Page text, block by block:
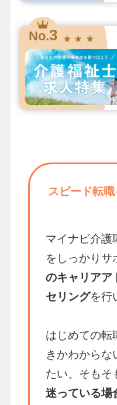
No.3 ★ ★ ★
スピード転職
マイナビ介護
をしっかりサ
のキャリアア
セリングを行
はじめての転
きかわからな
たい、そもそ
迷っている場